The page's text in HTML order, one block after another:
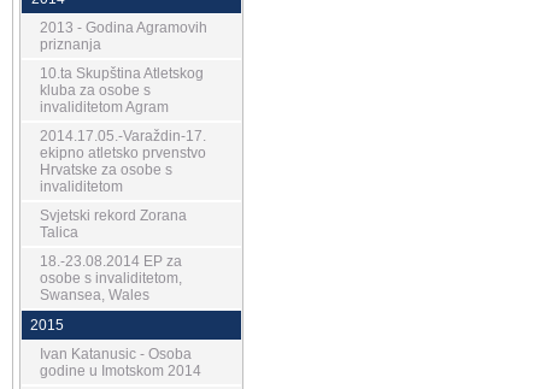
2013 - Godina Agramovih
priznanja
10.ta Skupština Atletskog
kluba za osobe s
invaliditetom Agram
2014.17.05.-Varaždin-17.
ekipno atletsko prvenstvo
Hrvatske za osobe s
invaliditetom
Svjetski rekord Zorana
Talica
18.-23.08.2014 EP za
osobe s invaliditetom,
Swansea, Wales
2015
Ivan Katanusic - Osoba
godine u Imotskom 2014